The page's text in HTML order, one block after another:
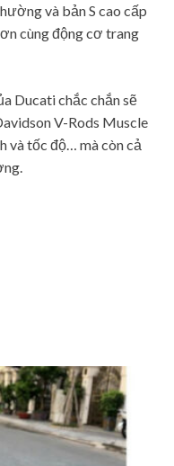
và bản S cao cấp
cùng động cơ trang
Ducati chắc chắn sẽ
V-Rods Muscle
và tốc độ… mà còn cả